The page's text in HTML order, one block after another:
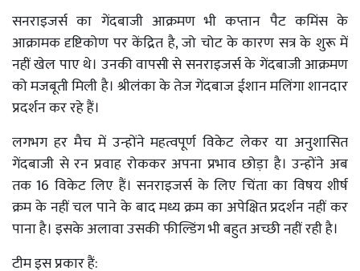
सनराइजर्स का गेंदबाजी आक्रमण भी कप्तान पैट कमिंस के
आक्रामक दृष्टिकोण पर केंद्रित है, जो चोट के कारण सत्र के शुरू में
नहीं खेल पाए थे। उनकी वापसी से सनराइजर्स के गेंदबाजी आक्रमण
को मजबूती मिली है। श्रीलंका के तेज गेंदबाज ईशान मलिंगा शानदार
प्रदर्शन कर रहे हैं।
लगभग हर मैच में उन्होंने महत्वपूर्ण विकेट लेकर या अनुशासित
गेंदबाजी से रन प्रवाह रोककर अपना प्रभाव छोड़ा है। उन्होंने अब
तक 16 विकेट लिए हैं। सनराइजर्स के लिए चिंता का विषय शीर्ष
क्रम के नहीं चल पाने के बाद मध्य क्रम का अपेक्षित प्रदर्शन नहीं कर
पाना है। इसके अलावा उसकी फील्डिंग भी बहुत अच्छी नहीं रही है।
टीम इस प्रकार हैं: